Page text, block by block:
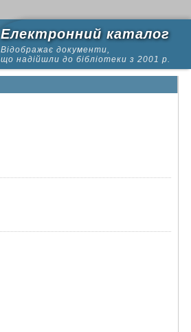
Електронний каталог
Відображає документи,
що надійшли до бібліотеки з 2001 р.